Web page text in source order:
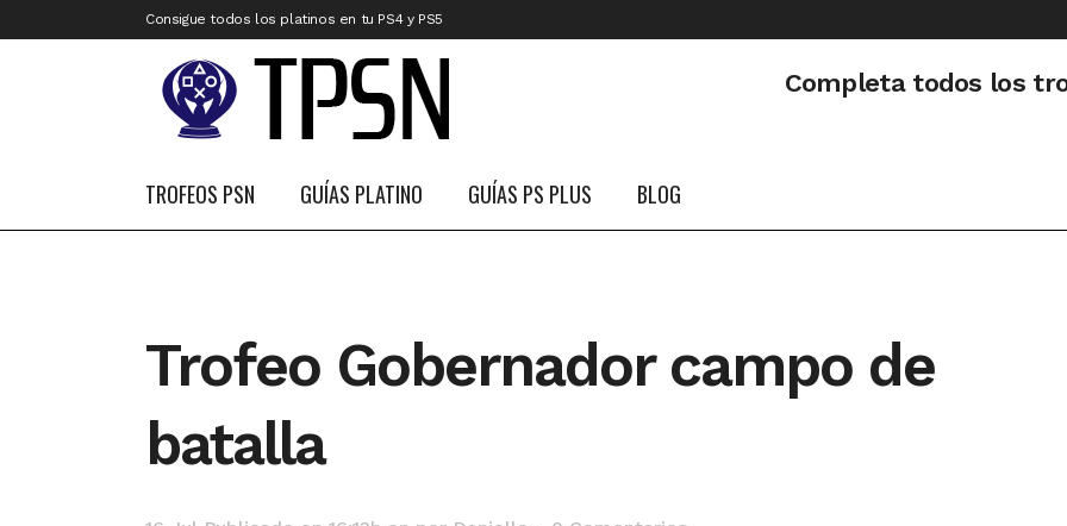
Consigue todos los platinos en tu PS4 y PS5
Completa todos los
TROFEOS PSN GUÍAS PLATINO GUÍAS PS PLUS BLOG
Trofeo Gobernador campo de
batalla